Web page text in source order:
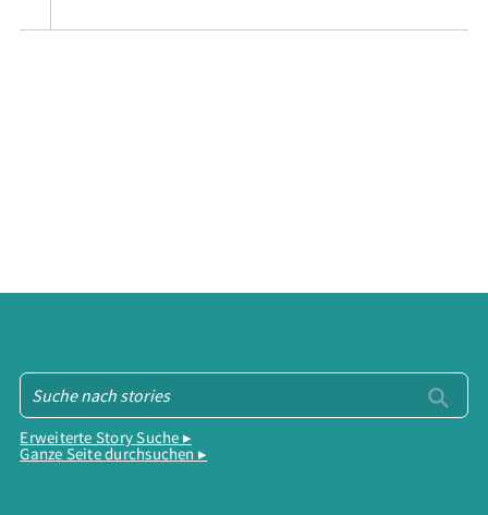
Erweiterte Story Suche ▸
Ganze Seite durchsuchen ▸